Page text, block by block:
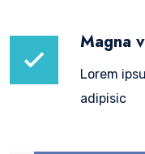
Magna
Lorem
adipisic